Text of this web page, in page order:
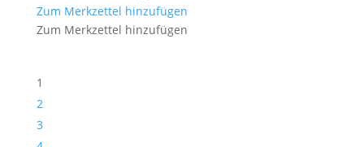
Zum Merkzettel hinzufügen
Zum Merkzettel hinzufügen
1
2
3